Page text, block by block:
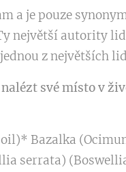
a je pouze
největší autority
z největších
své místo v
Bazalka
serrata)